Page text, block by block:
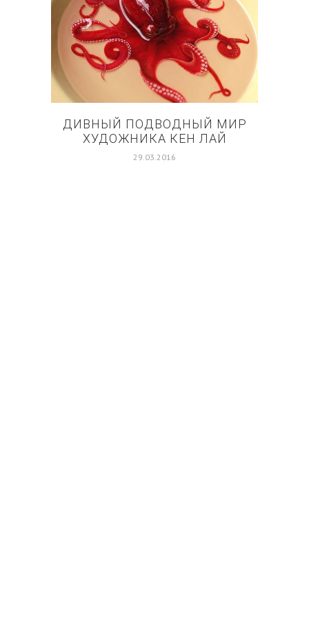
ДИВНЫЙ ПОДВОДНЫЙ МИР
ХУДОЖНИКА КЕН ЛАЙ
29.03.2016